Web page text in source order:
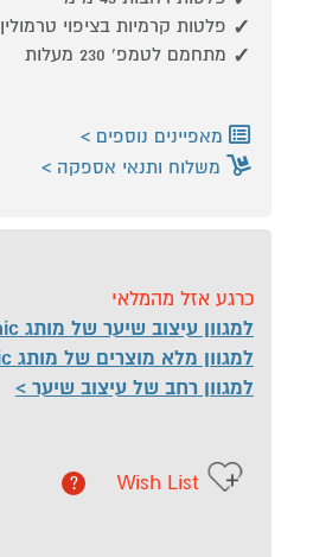
פלטות קרמיות בציפוי טרמולין
מתחמם לטמפ' 230 מעלות
מאפיינים נוספים
משלוח ותנאי אספקה
כרגע אזל מהמלאי
למגוון עיצוב שיער של מותג sassonic
למגוון מלא מוצרים של מותג sassonic
למגוון רחב של עיצוב שיער
Wish List
?